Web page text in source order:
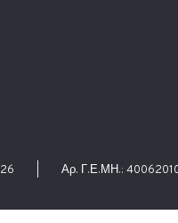
Αρ. Γ.Ε.ΜΗ.: